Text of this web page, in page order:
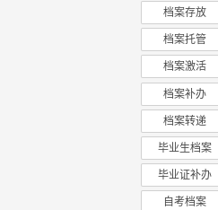
档案存放
档案托管
档案激活
档案补办
档案转递
毕业生档案
毕业证补办
自考档案